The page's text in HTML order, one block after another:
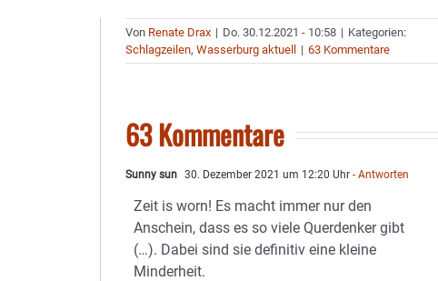
Von Renate Drax | Do. 30.12.2021 - 10:58 | Kategorien:
Schlagzeilen,Wasserburg aktuell | 63 Kommentare
63 Kommentare
Sunny sun 30. Dezember 2021 um 12:20 Uhr - Antworten
Zeit is worn! Es macht immer nur den
Anschein, dass es so viele Querdenker gibt
(…). Dabei sind sie definitiv eine kleine
Minderheit.